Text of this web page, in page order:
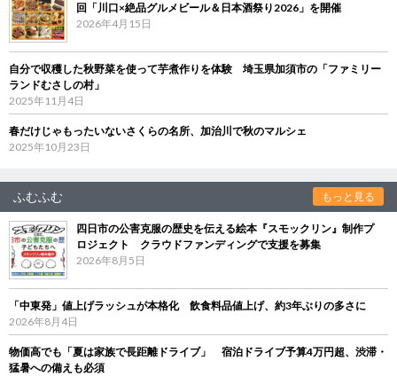
回「川口×絶品グルメビール＆日本酒祭り2026」を開催
2026年4月15日
自分で収穫した秋野菜を使って芋煮作りを体験 埼玉県加須市の「ファミリー
ランドむさしの村」
2025年11月4日
春だけじゃもったいないさくらの名所、加治川で秋のマルシェ
2025年10月23日
ふむふむ もっと見る
四日市の公害克服の歴史を伝える絵本『スモックリン』制作プ
ロジェクト クラウドファンディングで支援を募集
2026年8月5日
「中東発」値上げラッシュが本格化 飲食料品値上げ、約3年ぶりの多さに
2026年8月4日
物価高でも「夏は家族で長距離ドライブ」 宿泊ドライブ予算4万円超、渋滞・
猛暑への備えも必須